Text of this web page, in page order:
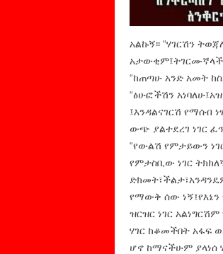
አልኩኝ፡፡ “ሃገርሽን
“ከጠጣሁ አንድ አመት
“ፅሁፎችሽን
፤እንዳልናገርሽ የማሰብ
ውጭ ያልተደረገ ነገር
“የውልሽ የምታይውን
የምታስቢው ነገር
የማውቅ ሰው ነኝ፤የእኔን
ዝርዝር ነገር
ሃገር ከቆመችበት አፋፍ
ሆኖ ከማናችሁም ያላነሰ